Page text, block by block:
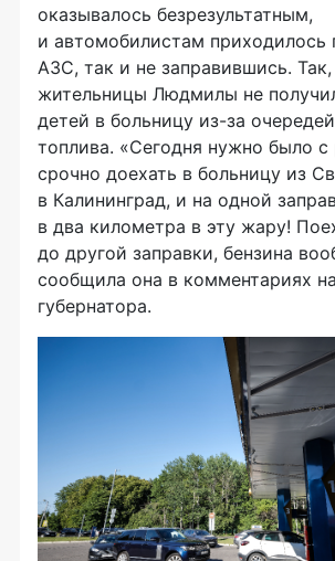
оказывалось безрезультатным,
и автомобилистам приходилось
АЗС, так и не заправившись.
жительницы Людмилы не
детей в больницу из-за
топлива. «Сегодня нужно было с
срочно доехать в больницу из
в Калининград, и на одной
в два километра в эту жару!
до другой заправки, бензина
сообщила она в комментариях
губернатора.